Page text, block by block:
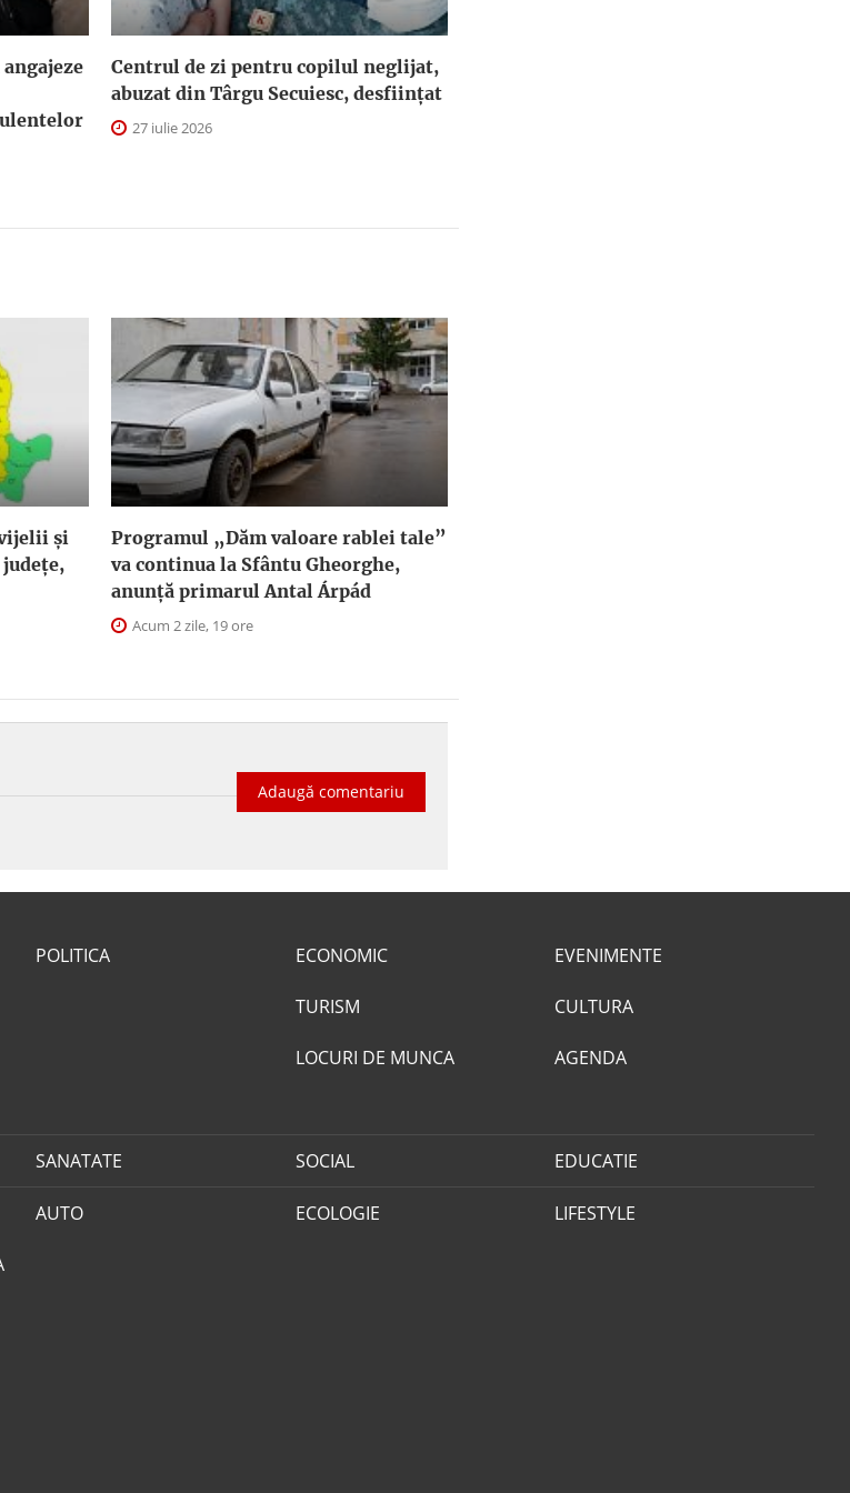
angajeze
Centrul de zi pentru copilul neglijat,
abuzat din Târgu Secuiesc, desfiinţat
27 iulie 2026
și
Programul „Dăm valoare rablei tale”
va continua la Sfântu Gheorghe,
anunţă primarul Antal Árpád
Acum 2 zile, 19 ore
Adaugă comentariu
POLITICA ECONOMIC
TURISM
LOCURI DE MUNCA
EVENIMENTE
CULTURA
AGENDA
SANATATE SOCIAL EDUCATIE
AUTO ECOLOGIE LIFESTYLE